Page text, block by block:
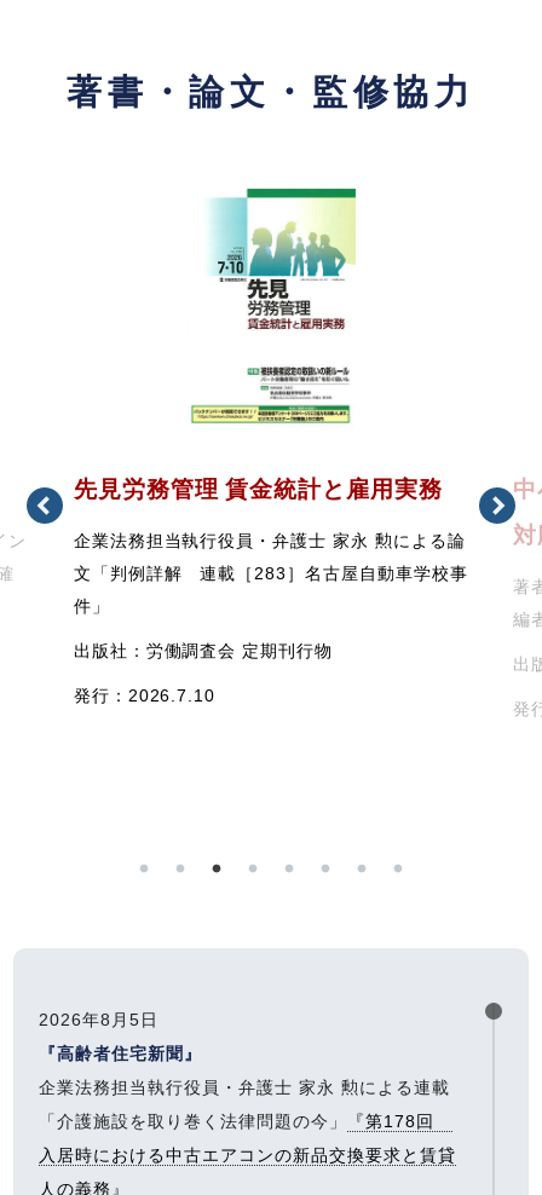
著書・論文・監修協力
ン
先見労務管理 賃金統計と雇用実務
企業法務担当執行役員・弁護士 家永 勲による論
文「判例詳解 連載［283］名古屋自動車学校事
件」
出版社：労働調査会 定期刊行物
発行：2026.7.10
中
著
編
出
発
2026年8月5日
『高齢者住宅新聞』
企業法務担当執行役員・弁護士 家永 勲による連載
「介護施設を取り巻く法律問題の今」
『第178回
入居時における中古エアコンの新品交換要求と賃貸
人の義務』